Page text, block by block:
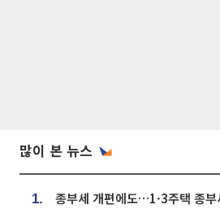
많이 본 뉴스
1.